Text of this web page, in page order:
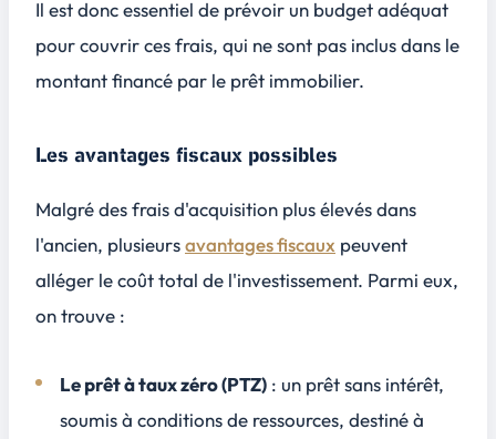
Il est donc essentiel de prévoir un budget adéquat
pour couvrir ces frais, qui ne sont pas inclus dans le
montant financé par le prêt immobilier.
Les avantages fiscaux possibles
Malgré des frais d'acquisition plus élevés dans
l'ancien, plusieursavantages fiscaux peuvent
alléger le coût total de l'investissement. Parmi eux,
on trouve :
Le prêt à taux zéro (PTZ) : un prêt sans intérêt,
soumis à conditions de ressources, destiné à